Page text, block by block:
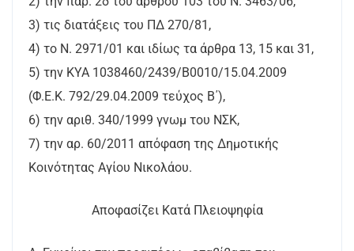
3) τις διατάξεις του ΠΔ 270/81,
4) το Ν. 2971/01 και ιδίως τα άρθρα 13, 15 και 31,
5) την ΚΥΑ 1038460/2439/Β0010/15.04.2009
(Φ.Ε.Κ. 792/29.04.2009 τεύχος Β΄),
6) την αριθ. 340/1999 γνωμ του ΝΣΚ,
7) την αρ. 60/2011 απόφαση της Δημοτικής
Κοινότητας Αγίου Νικολάου.
Αποφασίζει Κατά Πλειοψηφία